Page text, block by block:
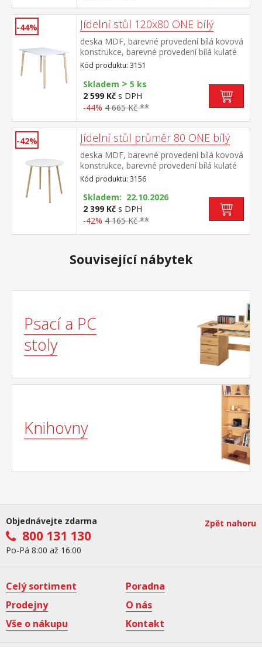
-44% Jídelní stůl 120x80 ONE bílý
deska MDF, barevné provedení bílá kovová
konstrukce, barevné provedení bílá kulaté
nohy, materiál masiv buk nastavitelné
plastové kluzáky s pochromovanou krytkou
Kód produktu: 3151
Skladem > 5 ks
2 599 Kč s DPH
-44% 4 665 Kč **
-42% Jídelní stůl průměr 80 ONE bílý
deska MDF, barevné provedení bílá kovová
konstrukce, barevné provedení bílá kulaté
nohy, materiál masiv buk nastavitelné
plastové kluzáky s pochromovanou krytkou
Kód produktu: 3156
Skladem: 22.10.2026
2 399 Kč s DPH
-42% 4 165 Kč **
Související nábytek
Psací a PC
stoly
Knihovny
Objednávejte zdarma
800 131 130
Po-Pá 8:00 až 16:00
Zpět nahoru
Celý sortiment
Poradna
Prodejny
O nás
Vše o nákupu
Kontakt